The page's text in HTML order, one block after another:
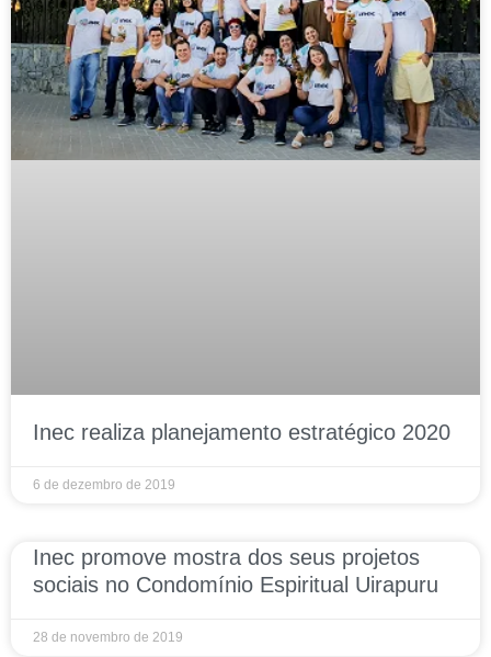
Inec realiza planejamento estratégico 2020
6 de dezembro de 2019
Inec promove mostra dos seus projetos
sociais no Condomínio Espiritual Uirapuru
28 de novembro de 2019